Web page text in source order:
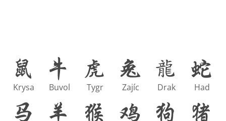
Krysa Buvol Tygr Zajíc Drak Had